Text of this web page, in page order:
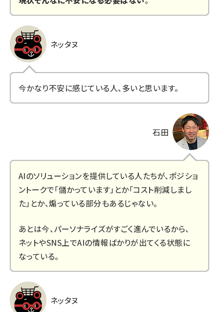
ネッタヌ
今かなり不安に感じている人、多いと思います。
石田
AIのソリューションを提供している人たちが、ポジショ
ントークで「儲かっています」とか「コスト削減しまし
た」とか、煽っている部分もあるじゃない。
あとは今、パーソナライズがすごく進んでいるから、
ネットやSNS上でAIの情報ばかりが出てくる状態に
なっている。
ネッタヌ